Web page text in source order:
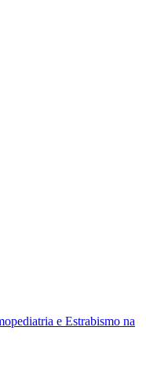
e Estrabismo na